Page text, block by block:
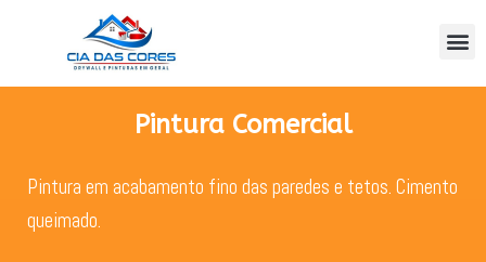
Pintura Comercial
Pintura em acabamento fino das paredes e tetos. Cimento
queimado.